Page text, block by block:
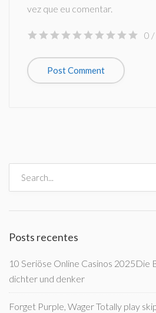
vez que eu comentar.
0
Posts recentes
10 Seriöse Online Casinos 2025Die
dichter und denker
Forget Purple, Wager Totally play